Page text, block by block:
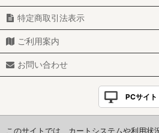
特定商取引法表示
ご利用案内
お問い合わせ
PCサイト
Copyright(C)＊HoneyStyle＊.
このサイトでは、カートシステムや利用状